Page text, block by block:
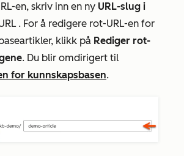
en, skriv inn en ny URL-slug i
. For å redigere rot-URL-en for
klikk på Rediger rot-
. Du blir omdirigert til
for kunnskapsbasen.